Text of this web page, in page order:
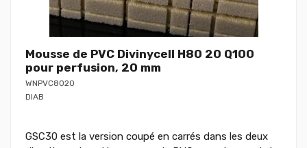
Mousse de PVC Divinycell H80 20 Q100
pour perfusion, 20 mm
WNPVC8020
DIAB
GSC30 est la version coupé en carrés dans les deux